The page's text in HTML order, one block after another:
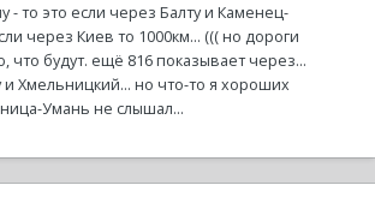
- то это если через Балту и Каменец-
через Киев то 1000км... ((( но дороги
что будут. ещё 816 показывает через...
и Хмельницкий... но что-то я хороших
Умань не слышал...